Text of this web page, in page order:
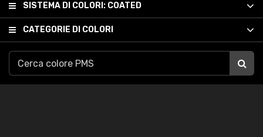
SISTEMA DI COLORI: COATED
CATEGORIE DI COLORI